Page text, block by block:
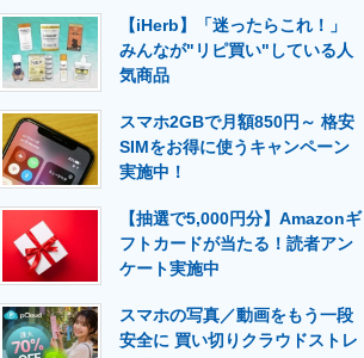
ミュニティ マーケ×ITの今がよく分かる
活用を支援
門メディア 建設×テクノロジーの最前線
【iHerb】「迷ったらこれ！」
みんなが"リピ買い"している人
気商品
スマホ2GBで月額850円～ 格安
SIMをお得に使うキャンペーン
実施中！
【抽選で5,000円分】Amazonギ
フトカードが当たる！読者アン
ケート実施中
スマホの写真／動画をもう一段
安全に 買い切りクラウドストレ